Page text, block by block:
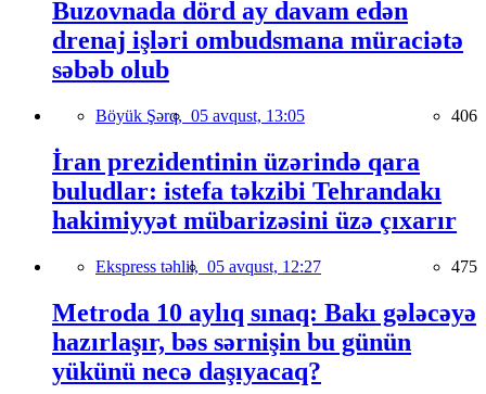
Buzovnada dörd ay davam edən
drenaj işləri ombudsmana müraciətə
səbəb olub
Böyük Şərq, 05 avqust, 13:05 406
İran prezidentinin üzərində qara
buludlar: istefa təkzibi Tehrandakı
hakimiyyət mübarizəsini üzə çıxarır
Ekspress təhlil, 05 avqust, 12:27 475
Metroda 10 aylıq sınaq: Bakı gələcəyə
hazırlaşır, bəs sərnişin bu günün
yükünü necə daşıyacaq?